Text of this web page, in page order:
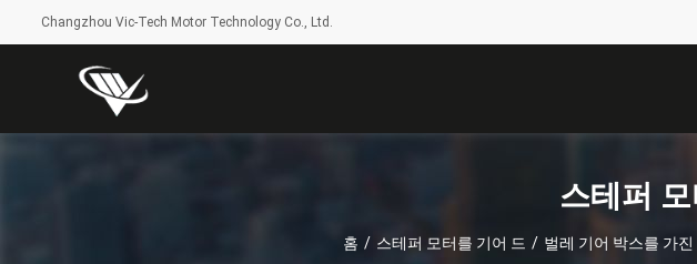
Changzhou Vic-Tech Motor Technology Co., Ltd.
스테퍼
홈 / 스테퍼 모터를 기어 드 / 벌레 기어 박스를 가